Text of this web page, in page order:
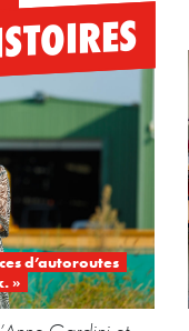
d’autoroutes
»